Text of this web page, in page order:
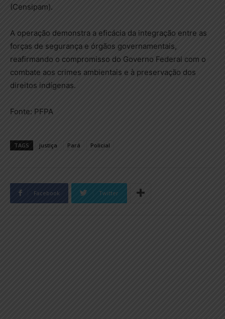
(Censipam).
A operação demonstra a eficácia da integração entre as
forças de segurança e órgãos governamentais,
reafirmando o compromisso do Governo Federal com o
combate aos crimes ambientais e à preservação dos
direitos indígenas.
Fonte: PFPA
TAGS justiça Pará Policial
Facebook Twitter